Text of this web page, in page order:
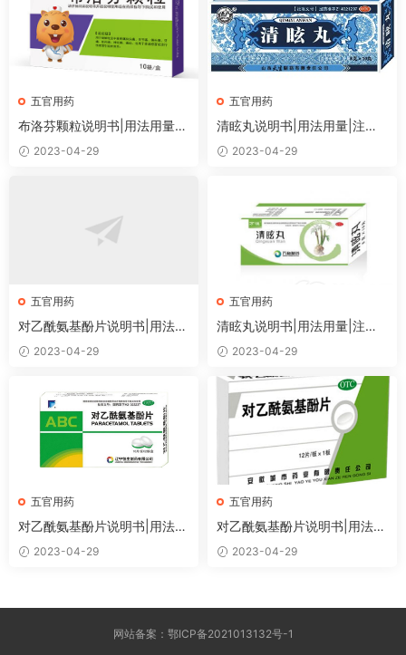
五官用药
布洛芬颗粒说明书|用法用量|
注意事项
2023-04-29
五官用药
清眩丸说明书|用法用量|注意
事项2023-04-29
五官用药
对乙酰氨基酚片说明书|用法用
量|注意事项
2023-04-29
五官用药
清眩丸说明书|用法用量|注意
事项2023-04-29
五官用药
对乙酰氨基酚片说明书|用法用
量|注意事项
2023-04-29
五官用药
对乙酰氨基酚片说明书|用法用
量|注意事项
2023-04-29
网站备案：鄂ICP备2021013132号-1